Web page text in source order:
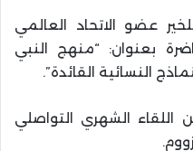
عضو الاتحاد العالمي
بعنوان: “منهج النبي
النسائية القائدة”.
اللقاء الشهري التواصلي